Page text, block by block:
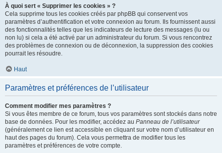
À quoi sert « Supprimer les cookies » ?
Cela supprime tous les cookies créés par phpBB qui conservent vos
paramètres d’authentification et votre connexion au forum. Ils fournissent aussi
des fonctionnalités telles que les indicateurs de lecture des messages (lu ou
non lu) si cela a été activé par un administrateur du forum. Si vous rencontrez
des problèmes de connexion ou de déconnexion, la suppression des cookies
pourrait les résoudre.
Haut
Paramètres et préférences de l’utilisateur
Comment modifier mes paramètres ?
Si vous êtes membre de ce forum, tous vos paramètres sont stockés dans notre
base de données. Pour les modifier, accédez au Panneau de l’utilisateur
(généralement ce lien est accessible en cliquant sur votre nom d’utilisateur en
haut des pages du forum). Cela vous permettra de modifier tous les
paramètres et préférences de votre compte.